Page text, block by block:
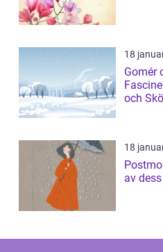
18
Gomér
och
18
av